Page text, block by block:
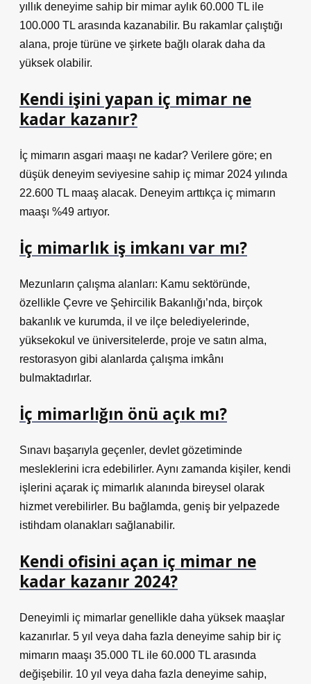
yıllık deneyime sahip bir mimar aylık 60.000 TL ile
100.000 TL arasında kazanabilir. Bu rakamlar çalıştığı
alana, proje türüne ve şirkete bağlı olarak daha da
yüksek olabilir.
Kendi işini yapan iç mimar ne
kadar kazanır?
İç mimarın asgari maaşı ne kadar? Verilere göre; en
düşük deneyim seviyesine sahip iç mimar 2024 yılında
22.600 TL maaş alacak. Deneyim arttıkça iç mimarın
maaşı %49 artıyor.
İç mimarlık iş imkanı var mı?
Mezunların çalışma alanları: Kamu sektöründe,
özellikle Çevre ve Şehircilik Bakanlığı’nda, birçok
bakanlık ve kurumda, il ve ilçe belediyelerinde,
yüksekokul ve üniversitelerde, proje ve satın alma,
restorasyon gibi alanlarda çalışma imkânı
bulmaktadırlar.
İç mimarlığın önü açık mı?
Sınavı başarıyla geçenler, devlet gözetiminde
mesleklerini icra edebilirler. Aynı zamanda kişiler, kendi
işlerini açarak iç mimarlık alanında bireysel olarak
hizmet verebilirler. Bu bağlamda, geniş bir yelpazede
istihdam olanakları sağlanabilir.
Kendi ofisini açan iç mimar ne
kadar kazanır 2024?
Deneyimli iç mimarlar genellikle daha yüksek maaşlar
kazanırlar. 5 yıl veya daha fazla deneyime sahip bir iç
mimarın maaşı 35.000 TL ile 60.000 TL arasında
değişebilir. 10 yıl veya daha fazla deneyime sahip,